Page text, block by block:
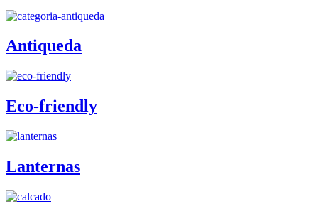
Antiqueda
Eco-friendly
Lanternas